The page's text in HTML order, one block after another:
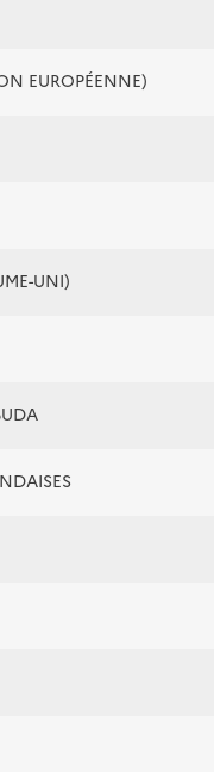
EUROPÉENNE)
UNI)